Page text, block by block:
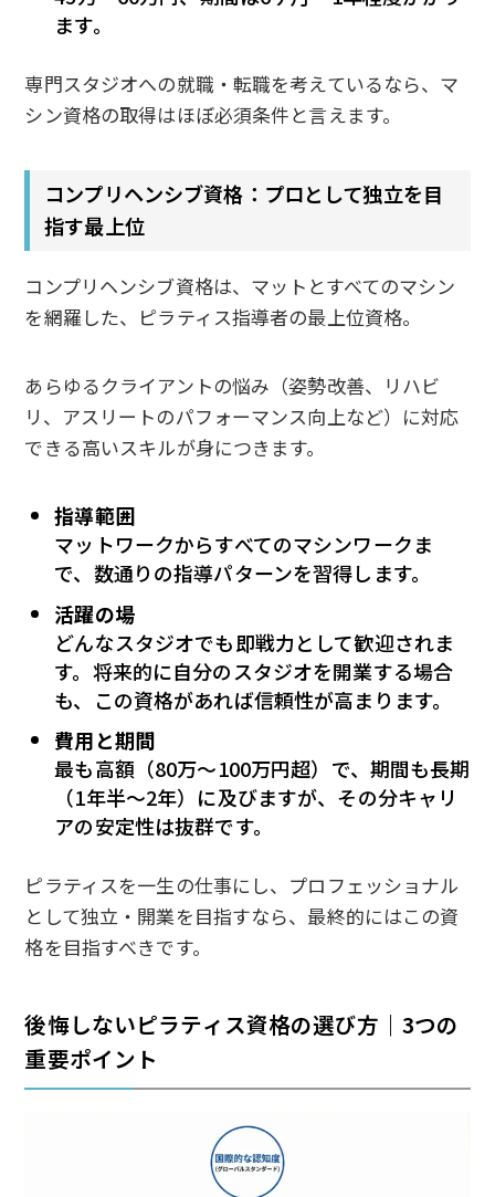
ます。
専門スタジオへの就職・転職を考えているなら、マ
シン資格の取得はほぼ必須条件と言えます。
コンプリヘンシブ資格：プロとして独立を目
指す最上位
コンプリヘンシブ資格は、マットとすべてのマシン
を網羅した、ピラティス指導者の最上位資格。
あらゆるクライアントの悩み（姿勢改善、リハビ
リ、アスリートのパフォーマンス向上など）に対応
できる高いスキルが身につきます。
指導範囲
マットワークからすべてのマシンワークま
で、数通りの指導パターンを習得します。
活躍の場
どんなスタジオでも即戦力として歓迎されま
す。将来的に自分のスタジオを開業する場合
も、この資格があれば信頼性が高まります。
費用と期間
最も高額（80万〜100万円超）で、期間も長期
（1年半〜2年）に及びますが、その分キャリ
アの安定性は抜群です。
ピラティスを一生の仕事にし、プロフェッショナル
として独立・開業を目指すなら、最終的にはこの資
格を目指すべきです。
後悔しないピラティス資格の選び方｜3つの
重要ポイント